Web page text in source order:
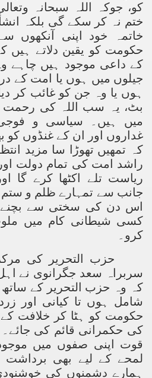
کو، جوکہ اللہ سبحانہ
ختم نہ کر سکے گی بلکہ انشأ
خاتمہ خود اپنی آنکھوں
حکومت کو یقین دلاتے ہیں
کے داعی موجود ہیں چاہے
جیلوں میں ہوں یا امت کے
ہوں یا وہ جن کو غائب کر
بٹ، یہ سب اللہ کی رحمت
میں ہیں۔ سیاسی و
غداروں اور ان کے غنڈوں کو
کہ تمھیں تھوڑا سا مزید
راشد امت کی تمام دولت
ریاست تلے اکٹھا کرے گا
جانب سے تمہارے ظلم و ستم
اس دن کی سختی سے بچنے
کسی شیطانی کام میں
کرو۔
حزب التحریر کی
سربراہ سعد جگرانوی نے
کہ وہ حزب التحریر کے
شامل ہوں تا کیانی اور
حکومت کو ہٹا کر خلافت کے
کی حکمرانی قائم کی جائے۔
قوت اپنی صفوں میں
لمحے کے لیے بھی برداشت
ہمارے دشمنوں کی